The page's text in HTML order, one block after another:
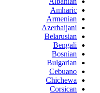
Amharic
Armenian
Azerbaijani
Belarusian
Bengali
Bosnian
Bulgarian
Cebuano
Chichewa
Corsican